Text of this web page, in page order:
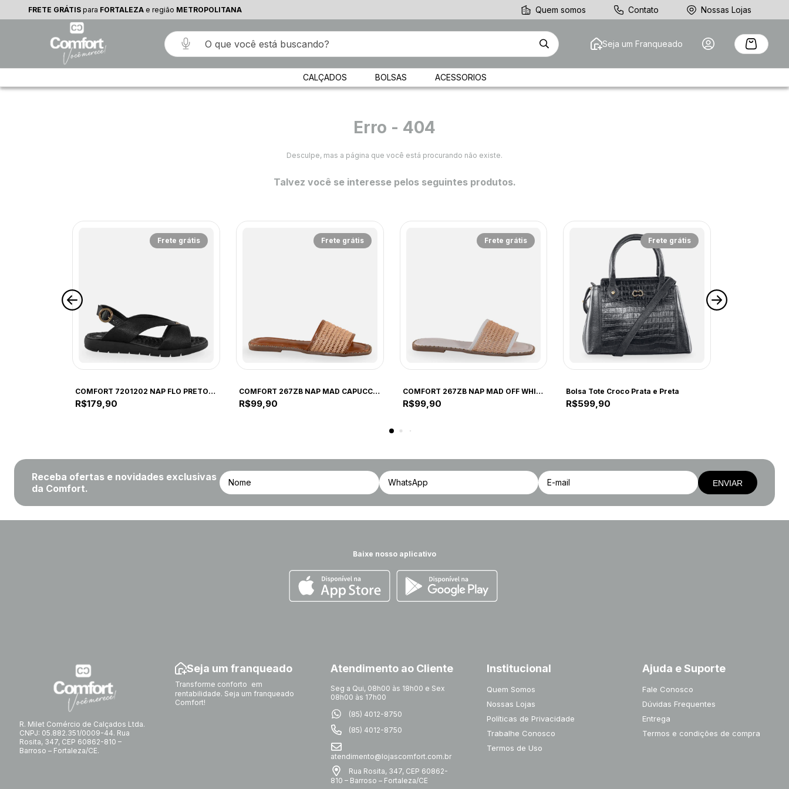
FRETE GRÁTIS para FORTALEZA e região METROPOLITANA Quem somos Contato Nossas Lojas
Seja um Franqueado
CALÇADOS BOLSAS ACESSORIOS
Erro - 404
Desculpe, mas a página que você está procurando não existe.
Talvez você se interesse pelos seguintes produtos.
Frete grátis
COMFORT 7201202 NAP FLO PRETO 7201202 PRETO
R$179,90
Frete grátis
COMFORT 267ZB NAP MAD CAPUCCINO 267ZB CAPUCCINO
R$99,90
Frete grátis
COMFORT 267ZB NAP MAD OFF WHITE 267ZB OFF WHITE
R$99,90
Frete grátis
Bolsa Tote Croco Prata e Preta
R$599,90
Receba ofertas e novidades exclusivas
da Comfort.
ENVIAR
Baixe nosso aplicativo
R. Milet Comércio de Calçados Ltda.
CNPJ: 05.882.351/0009-44. Rua
Rosita, 347, CEP 60862-810 –
Barroso – Fortaleza/CE.
Seja um franqueado
Transforme conforto em
rentabilidade. Seja um franqueado
Comfort!
Atendimento ao Cliente
Seg a Qui, 08h00 às 18h00 e Sex
08h00 às 17h00
(85) 4012-8750
(85) 4012-8750
atendimento@lojascomfort.com.br
Rua Rosita, 347, CEP 60862-
810 – Barroso – Fortaleza/CE
Institucional
Quem Somos
Nossas Lojas
Políticas de Privacidade
Trabalhe Conosco
Termos de Uso
Ajuda e Suporte
Fale Conosco
Dúvidas Frequentes
Entrega
Termos e condições de compra